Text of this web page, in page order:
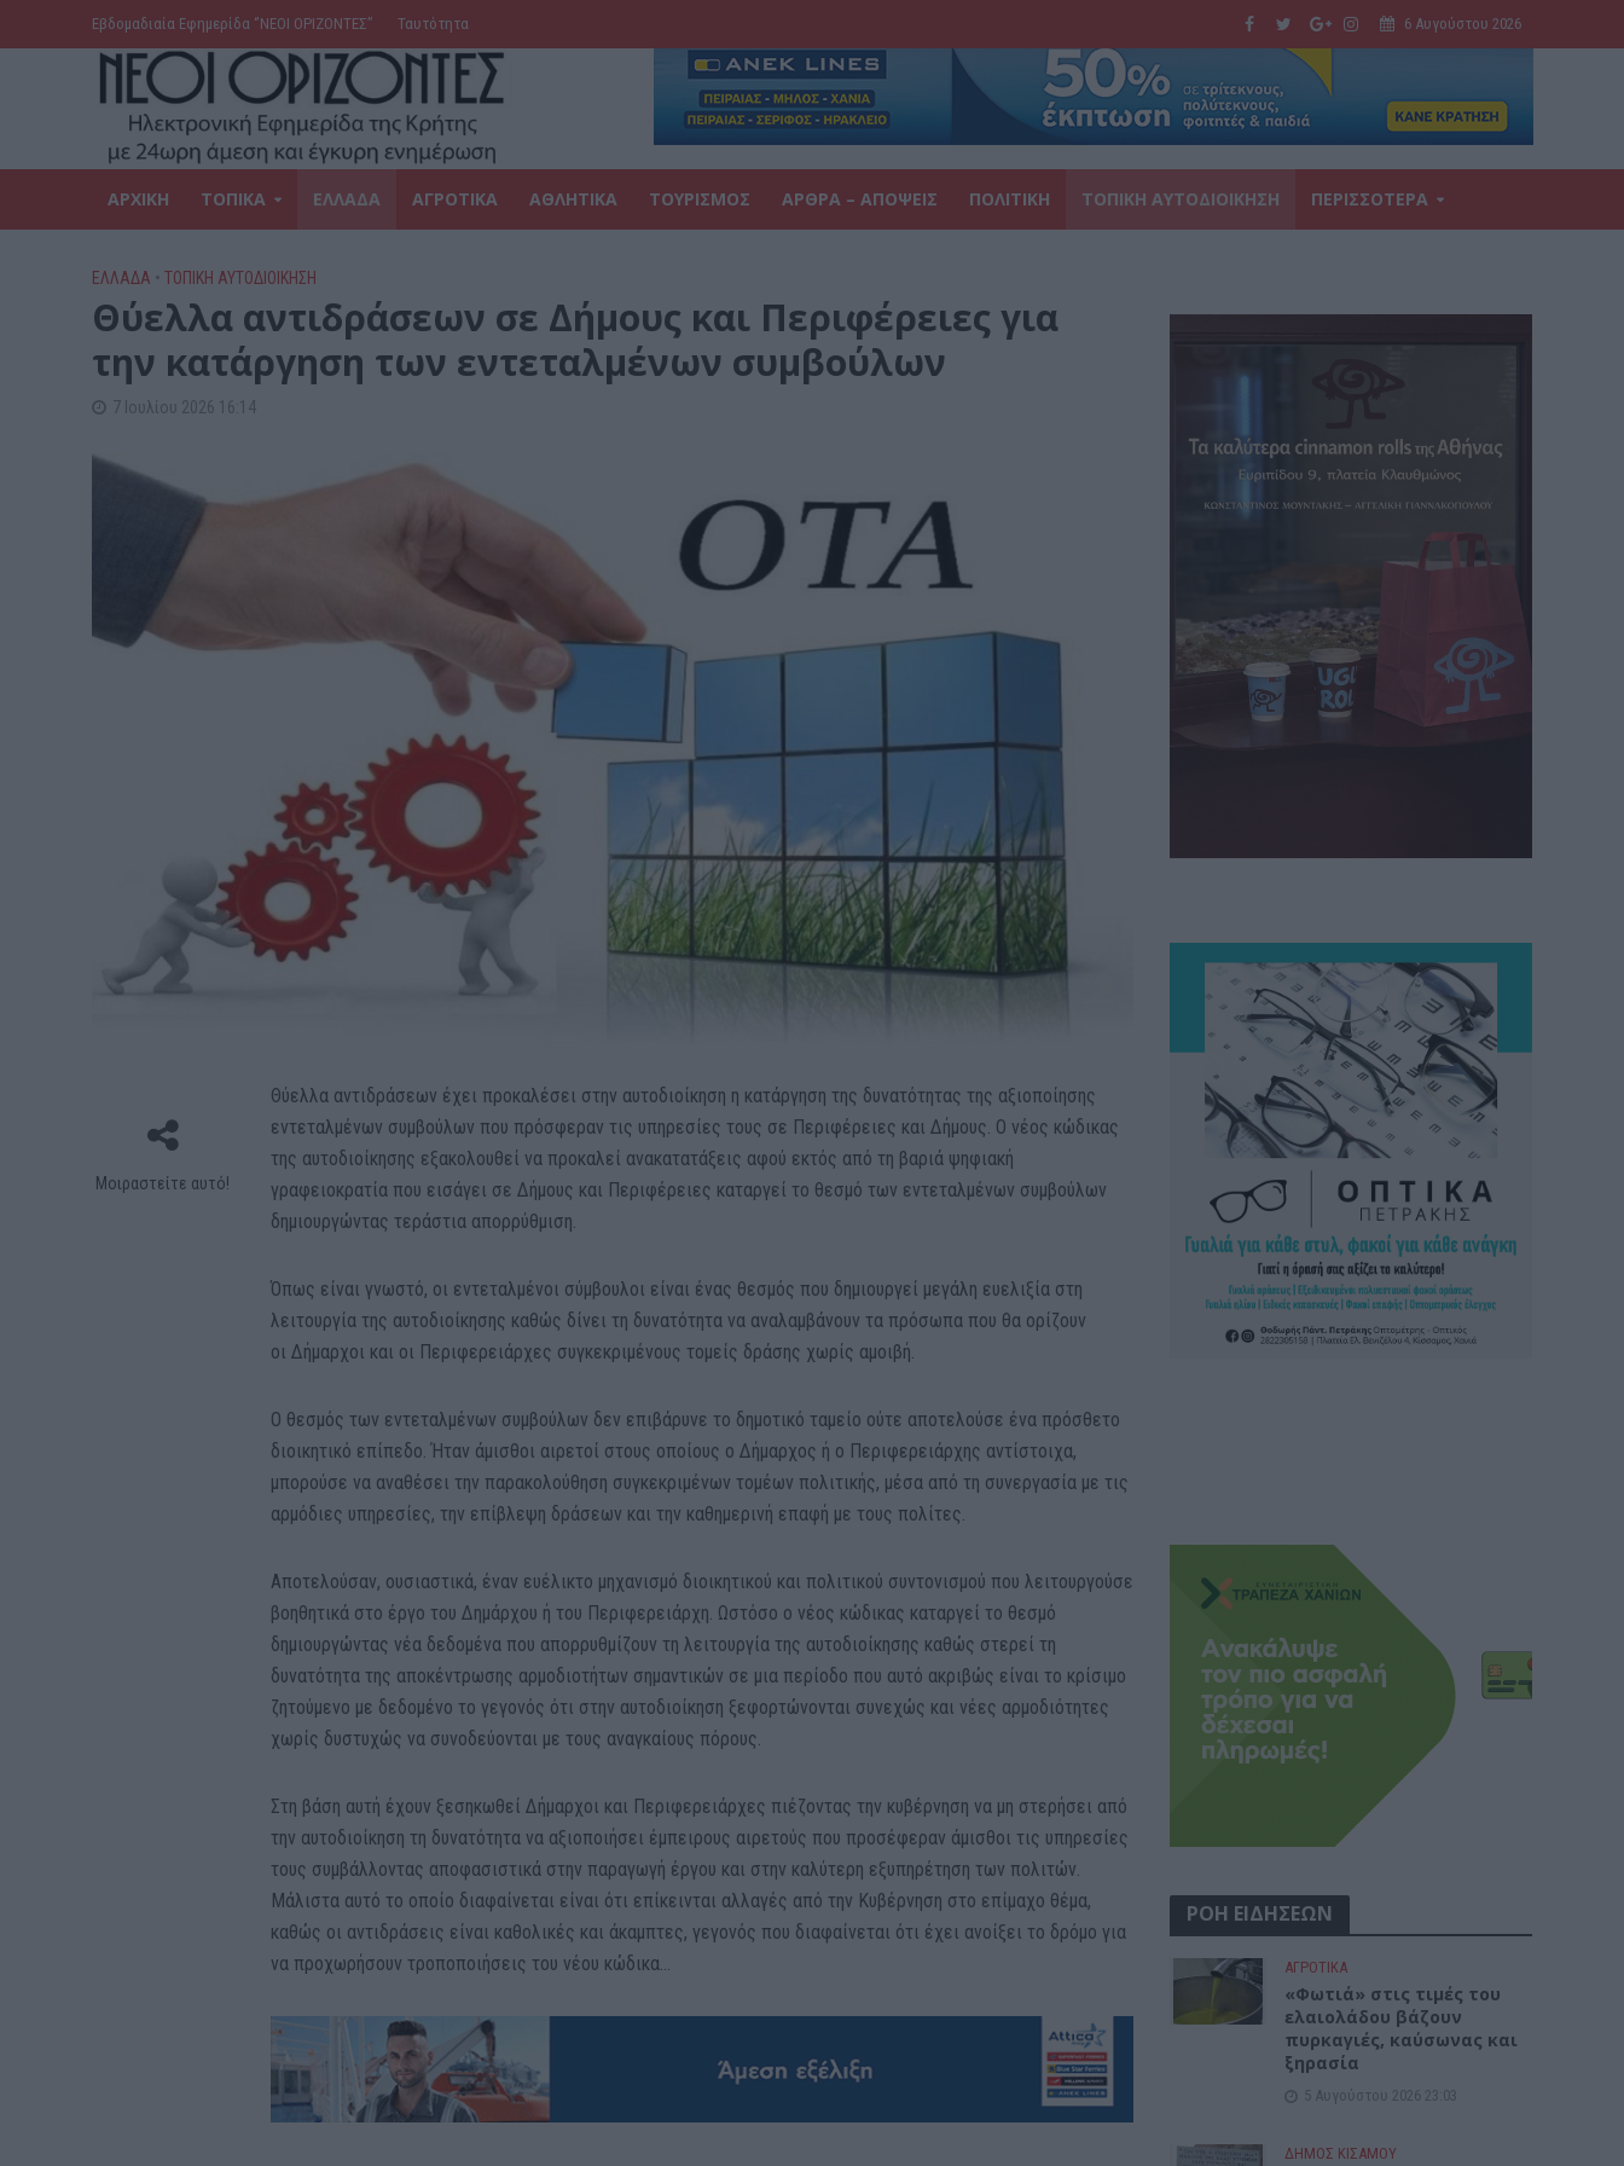
Εβδομαδιαία Εφημερίδα ‘’ΝΕΟΙ ΟΡΙΖΟΝΤΕΣ’’ Ταυτότητα 6 Αυγούστου 2026
ΑΡΧΙΚΗ ΤΟΠΙΚΑ ΕΛΛΑΔΑ ΑΓΡΟΤΙΚΑ ΑΘΛΗΤΙΚΑ ΤΟΥΡΙΣΜΟΣ ΑΡΘΡΑ – ΑΠΟΨΕΙΣ ΠΟΛΙΤΙΚΗ ΤΟΠΙΚΗ ΑΥΤΟΔΙΟΙΚΗΣΗ ΠΕΡΙΣΣΟΤΕΡΑ
ΕΛΛΑΔΑ • ΤΟΠΙΚΗ ΑΥΤΟΔΙΟΙΚΗΣΗ
Θύελλα αντιδράσεων σε Δήμους και Περιφέρειες για
την κατάργηση των εντεταλμένων συμβούλων
7 Ιουλίου 2026 16:14
Μοιραστείτε αυτό!
Θύελλα αντιδράσεων έχει προκαλέσει στην αυτοδιοίκηση η κατάργηση της δυνατότητας της αξιοποίησης
εντεταλμένων συμβούλων που πρόσφεραν τις υπηρεσίες τους σε Περιφέρειες και Δήμους. Ο νέος κώδικας
της αυτοδιοίκησης εξακολουθεί να προκαλεί ανακατατάξεις αφού εκτός από τη βαριά ψηφιακή
γραφειοκρατία που εισάγει σε Δήμους και Περιφέρειες καταργεί το θεσμό των εντεταλμένων συμβούλων
δημιουργώντας τεράστια απορρύθμιση.
Όπως είναι γνωστό, οι εντεταλμένοι σύμβουλοι είναι ένας θεσμός που δημιουργεί μεγάλη ευελιξία στη
λειτουργία της αυτοδιοίκησης καθώς δίνει τη δυνατότητα να αναλαμβάνουν τα πρόσωπα που θα ορίζουν
οι Δήμαρχοι και οι Περιφερειάρχες συγκεκριμένους τομείς δράσης χωρίς αμοιβή.
Ο θεσμός των εντεταλμένων συμβούλων δεν επιβάρυνε το δημοτικό ταμείο ούτε αποτελούσε ένα πρόσθετο
διοικητικό επίπεδο. Ήταν άμισθοι αιρετοί στους οποίους ο Δήμαρχος ή ο Περιφερειάρχης αντίστοιχα,
μπορούσε να αναθέσει την παρακολούθηση συγκεκριμένων τομέων πολιτικής, μέσα από τη συνεργασία με τις
αρμόδιες υπηρεσίες, την επίβλεψη δράσεων και την καθημερινή επαφή με τους πολίτες.
Αποτελούσαν, ουσιαστικά, έναν ευέλικτο μηχανισμό διοικητικού και πολιτικού συντονισμού που λειτουργούσε
βοηθητικά στο έργο του Δημάρχου ή του Περιφερειάρχη. Ωστόσο ο νέος κώδικας καταργεί το θεσμό
δημιουργώντας νέα δεδομένα που απορρυθμίζουν τη λειτουργία της αυτοδιοίκησης καθώς στερεί τη
δυνατότητα της αποκέντρωσης αρμοδιοτήτων σημαντικών σε μια περίοδο που αυτό ακριβώς είναι το κρίσιμο
ζητούμενο με δεδομένο το γεγονός ότι στην αυτοδιοίκηση ξεφορτώνονται συνεχώς και νέες αρμοδιότητες
χωρίς δυστυχώς να συνοδεύονται με τους αναγκαίους πόρους.
Στη βάση αυτή έχουν ξεσηκωθεί Δήμαρχοι και Περιφερειάρχες πιέζοντας την κυβέρνηση να μη στερήσει από
την αυτοδιοίκηση τη δυνατότητα να αξιοποιήσει έμπειρους αιρετούς που προσέφεραν άμισθοι τις υπηρεσίες
τους συμβάλλοντας αποφασιστικά στην παραγωγή έργου και στην καλύτερη εξυπηρέτηση των πολιτών.
Μάλιστα αυτό το οποίο διαφαίνεται είναι ότι επίκεινται αλλαγές από την Κυβέρνηση στο επίμαχο θέμα,
καθώς οι αντιδράσεις είναι καθολικές και άκαμπτες, γεγονός που διαφαίνεται ότι έχει ανοίξει το δρόμο για
να προχωρήσουν τροποποιήσεις του νέου κώδικα…
ΡΟΗ ΕΙΔΗΣΕΩΝ
ΑΓΡΟΤΙΚΑ
«Φωτιά» στις τιμές του
ελαιολάδου βάζουν
πυρκαγιές, καύσωνας και
ξηρασία
5 Αυγούστου 2026 23:03
ΔΉΜΟΣ ΚΙΣΆΜΟΥ